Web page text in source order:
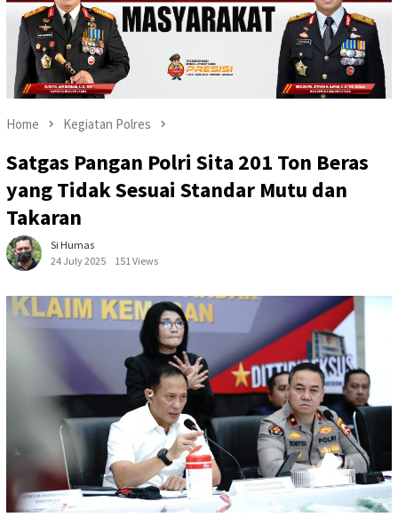
Home Kegiatan Polres
Satgas Pangan Polri Sita 201 Ton Beras
yang Tidak Sesuai Standar Mutu dan
Takaran
Si Humas
24 July 2025
151 Views